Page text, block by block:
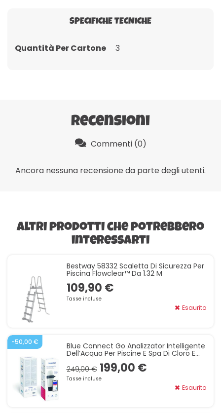
SPECIFICHE TECNICHE
Quantità Per Cartone 3
Recensioni
Commenti (0)
Ancora nessuna recensione da parte degli utenti.
Altri prodotti che potrebbero
interessarti
Bestway 58332 Scaletta Di Sicurezza Per
Piscina Flowclear™ Da 1.32 M
109,90 €
Tasse incluse
Esaurito
-50,00 € Blue Connect Go Analizzator Intelligente
Dell’Acqua Per Piscine E Spa Di Cloro E
Bromo, Analizza Il PH, La Temperatura E Il
Redo
249,00 € 199,00 €
Tasse incluse
Esaurito